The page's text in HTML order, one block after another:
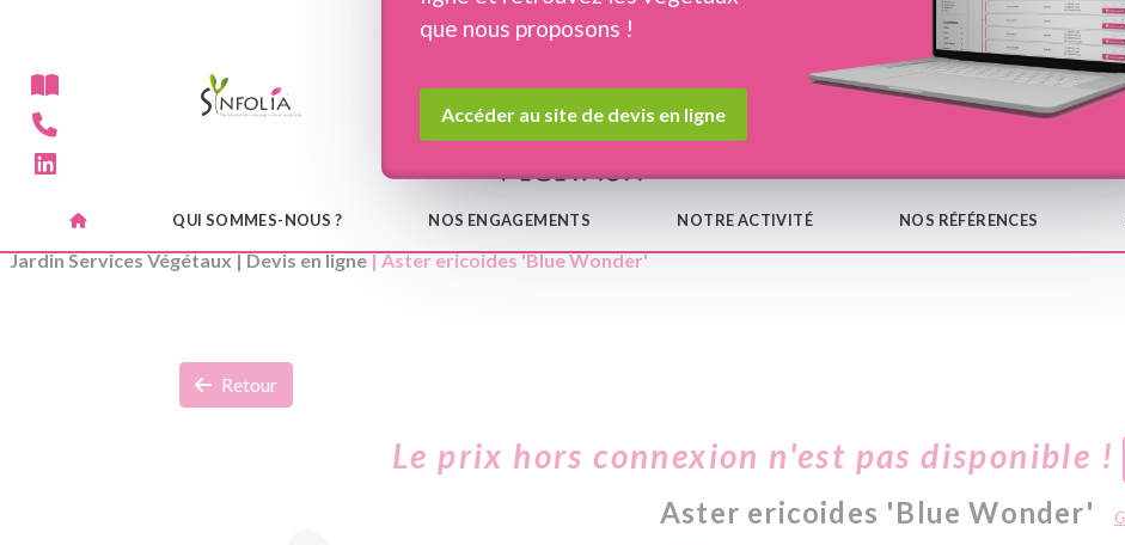
Devis en ligne Notre
QUI SOMMES-NOUS ? NOS ENGAGEMENTS NOTRE ACTIVITÉ NOS RÉFÉRENCES
que nous proposons !
Accéder au site de devis en ligne
Jardin Services Végétaux|Devis en ligne| Aster ericoides 'Blue Wonder'
Retour
Le prix hors connexion n'est pas disponible !
Aster ericoides 'Blue Wonder'